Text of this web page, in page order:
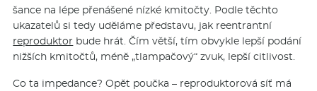
šance na lépe přenášené nízké kmitočty. Podle těchto
ukazatelů si tedy uděláme představu, jak reentrantní
reproduktor bude hrát. Čím větší, tím obvykle lepší podání
nižších kmitočtů, méně „tlampačový“ zvuk, lepší citlivost.
Co ta impedance? Opět poučka – reproduktorová síť má